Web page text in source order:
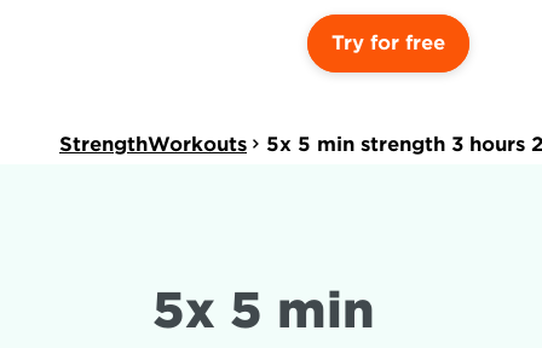
Try for free
StrengthWorkouts 5x 5 min strength 3 hours
5x 5 min